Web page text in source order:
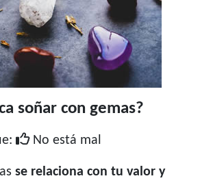
soñar con gemas?
No está mal
se relaciona con tu valor y